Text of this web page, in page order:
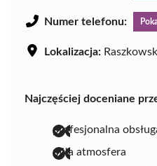
Numer telefonu:
Lokalizacja:
Najczęściej doceniane
profesjonalna
miła atmosfera